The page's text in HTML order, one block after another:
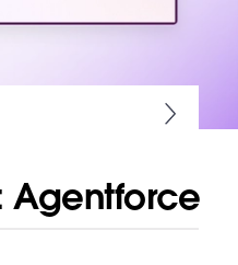
Agentforce